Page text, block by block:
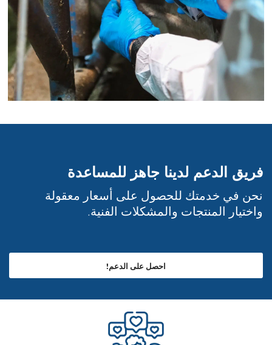
فريق الدعم لدينا جاهز للمساعدة
نحن في خدمتك للحصول على أسعار معقولة
واختيار المنتجات والمشكلات الفنية.
احصل على الدعم!